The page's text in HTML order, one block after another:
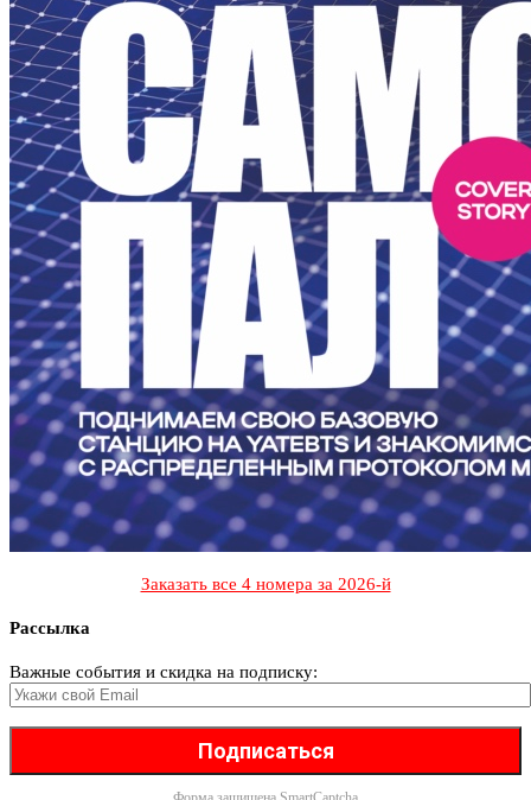
Заказать все 4 номера за 2026-й
Рассылка
Важные события и скидка на подписку: